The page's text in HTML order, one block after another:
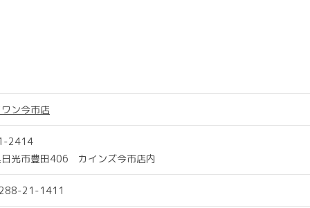
ン今市店
2414
日光市豊田406 カインズ今市店内
21-1411